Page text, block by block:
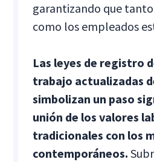
garantizando que
como los empleados
Las leyes de registro
trabajo actualizadas
simbolizan un paso
unión de los valores
tradicionales con los
contemporáneos.